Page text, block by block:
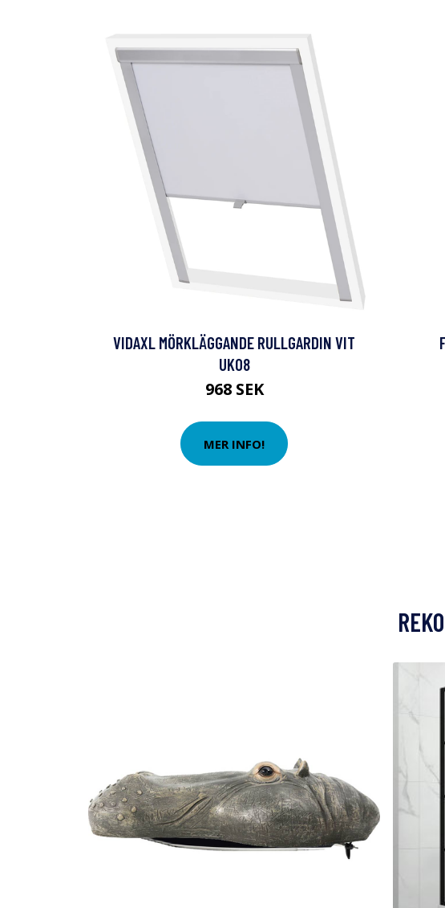
VIDAXL MÖRKLÄGGANDE RULLGARDIN VIT
UK08
968 SEK
MER INFO!